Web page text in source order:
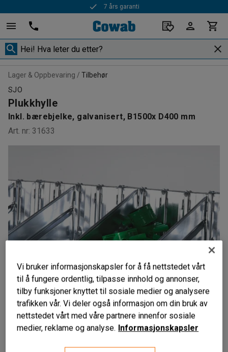
7 års garanti
Lager & Oppbevaring
Tilbehør
SJO
Plukkhylle
Inkl. bærebjelke, galvanisert, B1500x D400 mm
Art. nr: 31633
Liknende produkter
Vi bruker informasjonskapsler for å få nettstedet vårt
til å fungere ordentlig, tilpasse innhold og annonser,
tilby funksjoner knyttet til sosiale medier og analysere
trafikken vår. Vi deler også informasjon om din bruk av
nettstedet vårt med våre partnere innenfor sosiale
medier, reklame og analyse. Informasjonskapsler